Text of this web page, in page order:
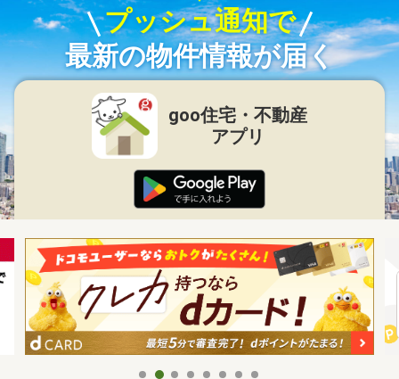
プッシュ通知で
最新の物件情報が届く
goo住宅・不動産
アプリ